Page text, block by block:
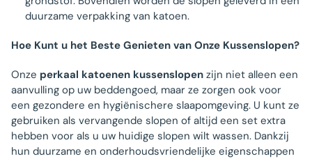
duurzame verpakking van katoen.
Hoe Kunt u het Beste Genieten van Onze Kussenslopen?
Onze perkaal katoenen kussenslopen zijn niet alleen een
aanvulling op uw beddengoed, maar ze zorgen ook voor
een gezondere en hygiënischere slaapomgeving. U kunt ze
gebruiken als vervangende slopen of altijd een set extra
hebben voor als u uw huidige slopen wilt wassen. Dankzij
hun duurzame en onderhoudsvriendelijke eigenschappen